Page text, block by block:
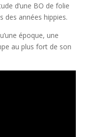
d’une BO de folie
des années hippies.
époque, une
au plus fort de son